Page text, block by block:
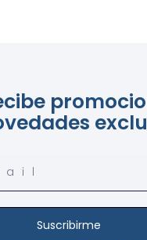
Suscribirme